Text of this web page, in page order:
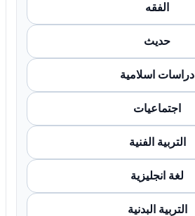
الفقه
حديث
دراسات اسلامية
اجتماعيات
التربية الفنية
لغة انجليزية
التربية البدنية